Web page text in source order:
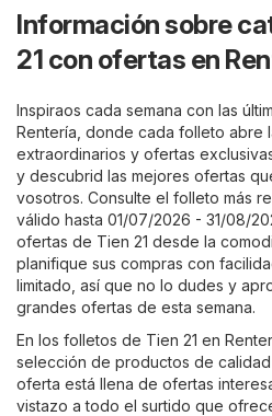
Información sobre
21 con ofertas en
Inspiraos cada semana con las
Rentería, donde cada folleto abre
extraordinarios y ofertas
y descubrid las mejores ofertas
vosotros. Consulte el folleto más
válido hasta 01/07/2026 - 31/08/
ofertas de Tien 21 desde la
planifique sus compras con
limitado, así que no lo dudes y
grandes ofertas de esta semana.
En los folletos de Tien 21 en
selección de productos de
oferta está llena de ofertas
vistazo a todo el surtido que